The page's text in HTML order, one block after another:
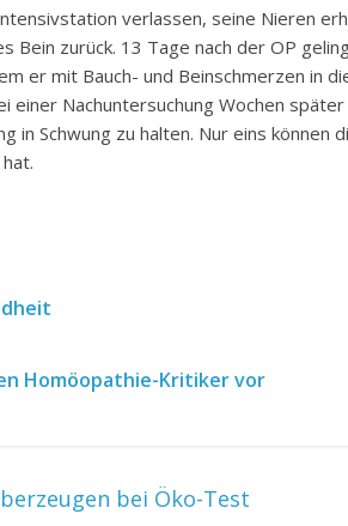
verlassen, seine Nieren
Bein zurück. 13 Tage nach der OP
er mit Bauch- und Beinschmerzen in
einer Nachuntersuchung Wochen
in Schwung zu halten. Nur eins können
Homöopathie-Kritiker vor
bei Öko-Test